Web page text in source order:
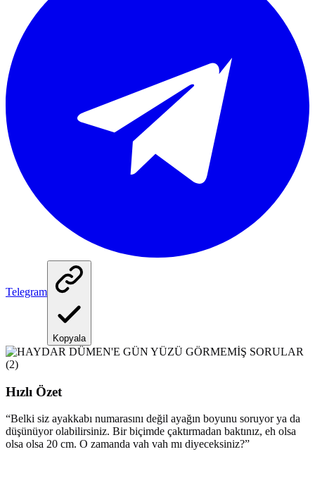
Telegram
Kopyala
Hızlı Özet
“Belki siz ayakkabı numarasını değil ayağın boyunu soruyor ya da
düşünüyor olabilirsiniz. Bir biçimde çaktırmadan baktınız, eh olsa
olsa olsa 20 cm. O zamanda vah vah mı diyeceksiniz?”